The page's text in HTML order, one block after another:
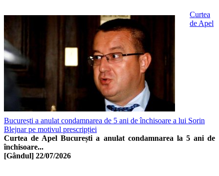
Curtea
de Apel
București a anulat condamnarea de 5 ani de închisoare a lui Sorin
Blejnar pe motivul prescripției
Curtea de Apel București a anulat condamnarea la 5 ani de
închisoare...
[Gândul] 22/07/2026